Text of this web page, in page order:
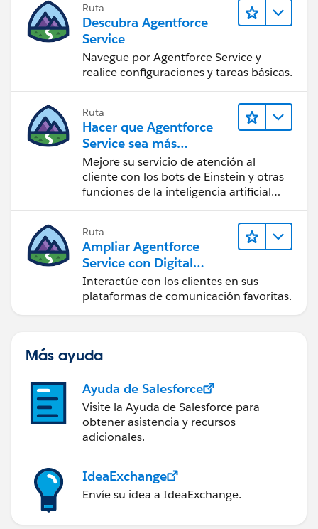
Ruta
Descubra Agentforce
Service
Navegue por Agentforce Service y
realice configuraciones y tareas básicas.
Ruta
Hacer que Agentforce
Service sea más
inteligente
Mejore su servicio de atención al
cliente con los bots de Einstein y otras
funciones de la inteligencia artificial
Ruta
Ampliar Agentforce
Service con Digital
Engagement
Interactúe con los clientes en sus
plataformas de comunicación favoritas.
Más ayuda
Ayuda de Salesforce
Visite la Ayuda de Salesforce para
obtener asistencia y recursos
adicionales.
IdeaExchange
Envíe su idea a IdeaExchange.